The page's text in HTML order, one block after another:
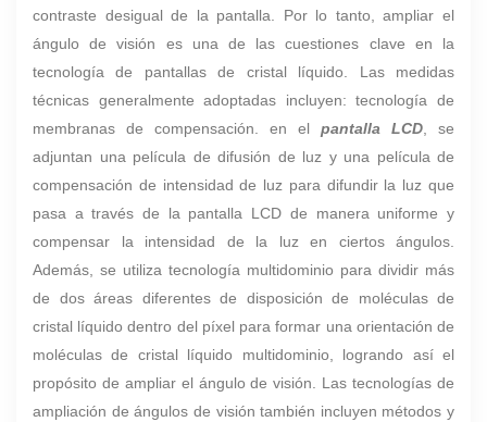
contraste desigual de la pantalla. Por lo tanto, ampliar el
ángulo de visión es una de las cuestiones clave en la
tecnología de pantallas de cristal líquido. Las medidas
técnicas generalmente adoptadas incluyen: tecnología de
membranas de compensación. en el pantalla LCD , se
adjuntan una película de difusión de luz y una película de
compensación de intensidad de luz para difundir la luz que
pasa a través de la pantalla LCD de manera uniforme y
compensar la intensidad de la luz en ciertos ángulos.
Además, se utiliza tecnología multidominio para dividir más
de dos áreas diferentes de disposición de moléculas de
cristal líquido dentro del píxel para formar una orientación de
moléculas de cristal líquido multidominio, logrando así el
propósito de ampliar el ángulo de visión. Las tecnologías de
ampliación de ángulos de visión también incluyen métodos y